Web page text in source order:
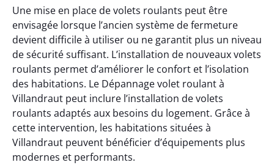
Une mise en place de volets roulants peut être
envisagée lorsque l’ancien système de fermeture
devient difficile à utiliser ou ne garantit plus un niveau
de sécurité suffisant. L’installation de nouveaux volets
roulants permet d’améliorer le confort et l’isolation
des habitations. Le Dépannage volet roulant à
Villandraut peut inclure l’installation de volets
roulants adaptés aux besoins du logement. Grâce à
cette intervention, les habitations situées à
Villandraut peuvent bénéficier d’équipements plus
modernes et performants.